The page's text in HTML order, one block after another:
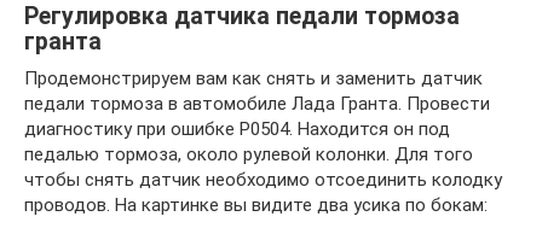
Регулировка датчика педали тормоза
гранта
Продемонстрируем вам как снять и заменить датчик
педали тормоза в автомобиле Лада Гранта. Провести
диагностику при ошибке Р0504. Находится он под
педалью тормоза, около рулевой колонки. Для того
чтобы снять датчик необходимо отсоединить колодку
проводов. На картинке вы видите два усика по бокам: